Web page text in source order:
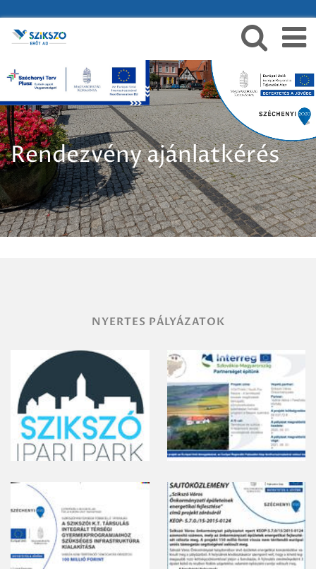
Rendezvény ajánlatkérés
NYERTES PÁLYÁZATOK